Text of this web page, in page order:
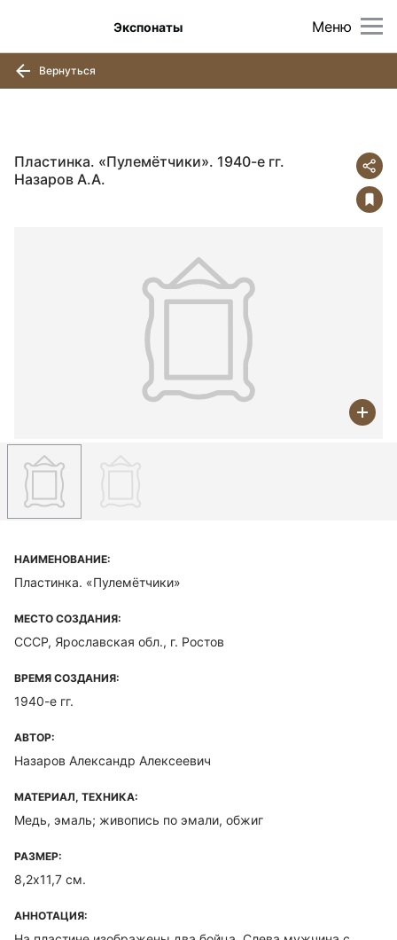
Меню
Экспонаты
Вернуться
Пластинка. «Пулемётчики». 1940-е гг.
Назаров А.А.
НАИМЕНОВАНИЕ:
Пластинка. «Пулемётчики»
МЕСТО СОЗДАНИЯ:
СССР, Ярославская обл., г. Ростов
ВРЕМЯ СОЗДАНИЯ:
1940-е гг.
АВТОР:
Назаров Александр Алексеевич
МАТЕРИАЛ, ТЕХНИКА:
Медь, эмаль; живопись по эмали, обжиг
РАЗМЕР:
8,2х11,7 см.
АННОТАЦИЯ: